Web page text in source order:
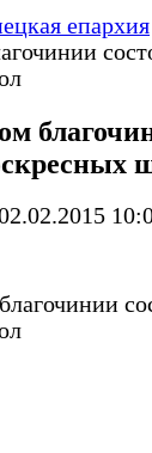
епархия